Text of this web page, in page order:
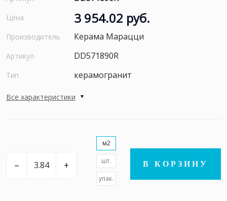
Цена 3 954.02 руб.
Производитель Керама Марацци
Артикул DD571890R
Тип керамогранит
Все характеристики
– +
м2
шт.
упак.
В КОРЗИНУ